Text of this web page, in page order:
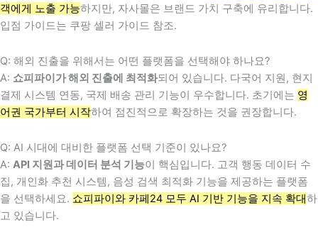
객에게 노출 가능하지만, 자사몰은 브랜드 가치 구축에 유리합니다.
입점 가이드는 쿠팡 셀러 가이드 참조.
Q: 해외 진출을 위해서는 어떤 플랫폼을 선택해야 하나요?
A: 쇼피파이가 해외 진출에 최적화되어 있습니다. 다국어 지원, 현지
결제 시스템 연동, 국제 배송 관리 기능이 우수합니다. 초기에는 영
어권 국가부터 시작하여 점진적으로 확장하는 것을 권장합니다.
Q: AI 시대에 대비한 플랫폼 선택 기준이 있나요?
A: API 지원과 데이터 분석 기능이 핵심입니다. 고객 행동 데이터 수
집, 개인화 추천 시스템, 음성 검색 최적화 기능을 제공하는 플랫폼
을 선택하세요. 쇼피파이와 카페24 모두 AI 기반 기능을 지속 확대하
고 있습니다.